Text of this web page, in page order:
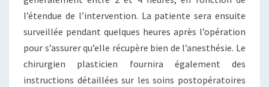
l’étendue de l’intervention. La patiente sera ensuite
surveillée pendant quelques heures après l’opération
pour s’assurer qu’elle récupère bien de l’anesthésie. Le
chirurgien plasticien fournira également des
instructions détaillées sur les soins postopératoires